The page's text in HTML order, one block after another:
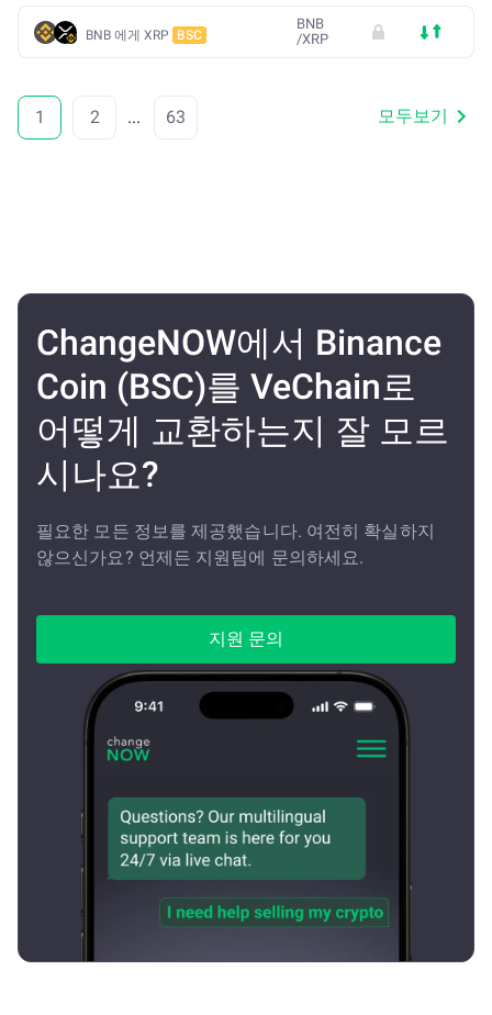
BNB 에게 XRP BSC
BNB
/XRP
1 2 ... 63 모두보기
ChangeNOW에서 Binance
Coin (BSC)를 VeChain로
어떻게 교환하는지 잘 모르
시나요?
필요한 모든 정보를 제공했습니다. 여전히 확실하지
않으신가요? 언제든 지원팀에 문의하세요.
지원 문의